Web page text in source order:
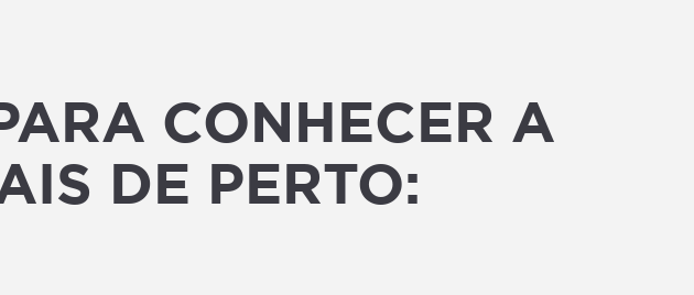
CONHECER A
DE PERTO: